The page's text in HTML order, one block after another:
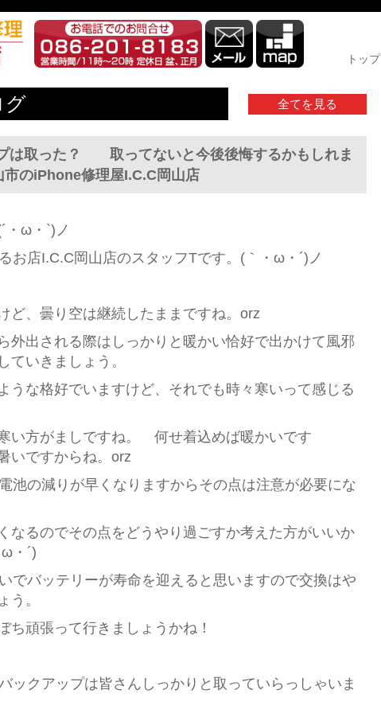
トップ
グ 全てを見る
は取った？ 取ってないと今後後悔するかもしれま
のiPhone修理屋I.C.C岡山店
・ω・`)ノ
お店I.C.C岡山店のスタッフTです。(｀・ω・´)ノ
ど、曇り空は継続したままですね。orz
外出される際はしっかりと暖かい恰好で出かけて風邪
ていきましょう。
うな格好でいますけど、それでも時々寒いって感じる
い方がましですね。 何せ着込めば暖かいです
いですからね。orz
池の減りが早くなりますからその点は注意が必要にな
なるのでその点をどうやり過ごすか考えた方がいいか
・´)
でバッテリーが寿命を迎えると思いますので交換はや
う。
ち頑張って行きましょうかね！
ックアップは皆さんしっかりと取っていらっしゃいま